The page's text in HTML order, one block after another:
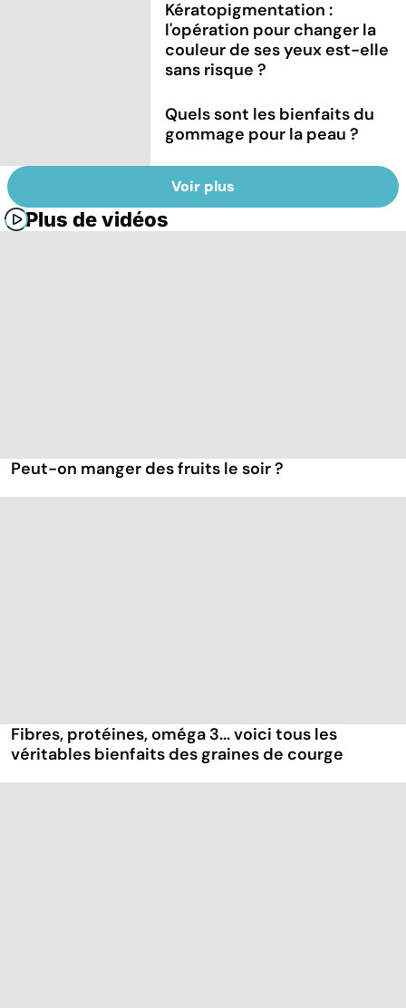
Kératopigmentation :
l'opération pour changer la
couleur de ses yeux est-elle
sans risque ?
Quels sont les bienfaits du
gommage pour la peau ?
Voir plus
Plus de vidéos
Peut-on manger des fruits le soir ?
Fibres, protéines, oméga 3... voici tous les
véritables bienfaits des graines de courge